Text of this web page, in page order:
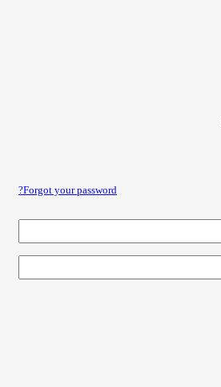
Forgot your password?